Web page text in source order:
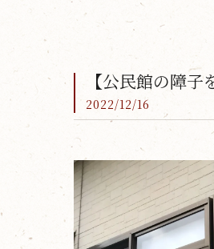
【公民館の障
2022/12/16